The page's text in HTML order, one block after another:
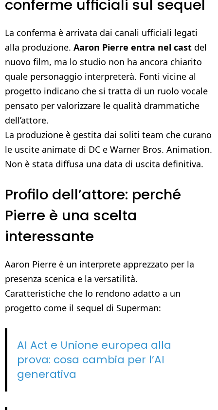
conferme ufficiali sul sequel
La conferma è arrivata dai canali ufficiali legati
alla produzione. Aaron Pierre entra nel cast del
nuovo film, ma lo studio non ha ancora chiarito
quale personaggio interpreterà. Fonti vicine al
progetto indicano che si tratta di un ruolo vocale
pensato per valorizzare le qualità drammatiche
dell’attore.
La produzione è gestita dai soliti team che curano
le uscite animate di DC e Warner Bros. Animation.
Non è stata diffusa una data di uscita definitiva.
Profilo dell’attore: perché
Pierre è una scelta
interessante
Aaron Pierre è un interprete apprezzato per la
presenza scenica e la versatilità.
Caratteristiche che lo rendono adatto a un
progetto come il sequel di Superman:
AI Act e Unione europea alla
prova: cosa cambia per l’AI
generativa